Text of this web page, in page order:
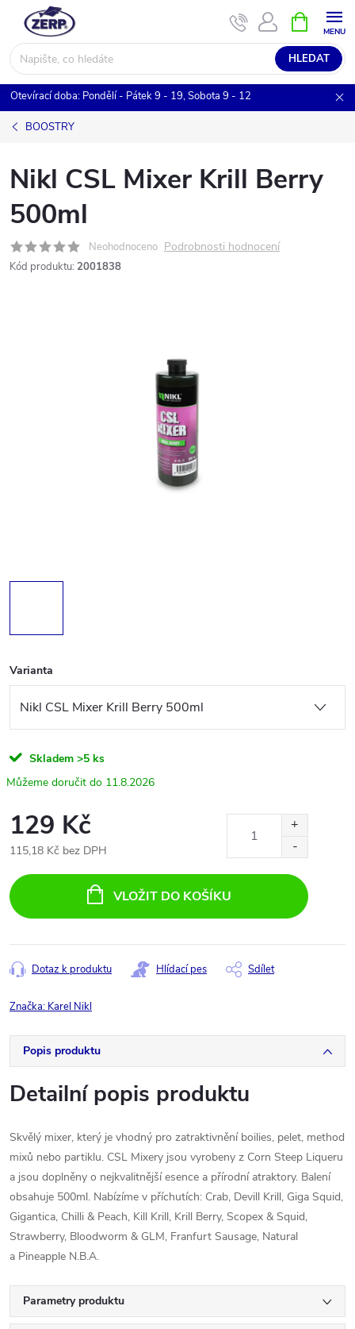
obsah
HLEDAT
NÁKUPNÍ
KOŠÍK
Otevírací doba: Pondělí - Pátek 9 - 19, Sobota 9 - 12
BOOSTRY
Nikl CSL Mixer Krill Berry
500ml
Neohodnoceno Podrobnosti hodnocení
Kód produktu: 2001838
Varianta
Skladem >5 ks
11.8.2026
129 Kč
115,18 Kč bez DPH
cena:
VLOŽIT DO KOŠÍKU
Dotaz k produktu Hlídací pes Sdílet
Značka: Karel Nikl
Popis produktu
Detailní popis produktu
Skvělý mixer, který je vhodný pro zatraktivnění boilies, pelet, method
mixů nebo partiklu. CSL Mixery jsou vyrobeny z Corn Steep Liqueru
a jsou doplněny o nejkvalitnější esence a přírodní atraktory. Balení
obsahuje 500ml. Nabízíme v příchutích: Crab, Devill Krill, Giga Squid,
Gigantica, Chilli & Peach, Kill Krill, Krill Berry, Scopex & Squid,
Strawberry, Bloodworm & GLM, Franfurt Sausage, Natural
a Pineapple N.B.A.
Parametry produktu